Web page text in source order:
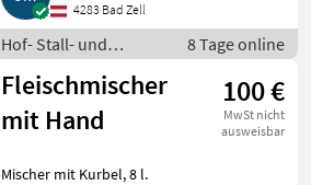
Melkzeug, MPC2
Melkstandsteuerung an jedem
Melkplatz, geeic
4283 Bad Zell
Hof- Stall- und
Weidetechnik /
Melktechnik
8 Tage online
Fleischmischer
mit Hand
100 €
MwSt nicht
ausweisbar
Mischer mit Kurbel, 8 l.